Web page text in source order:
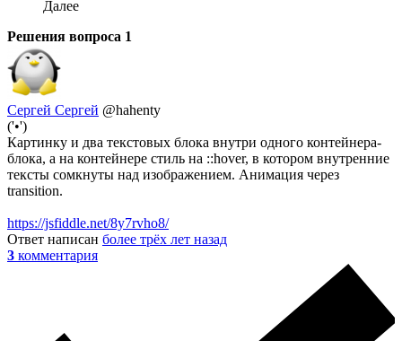
Далее
Решения вопроса 1
Сергей Сергей @hahenty
('•')
Картинку и два текстовых блока внутри одного контейнера-
блока, а на контейнере стиль на ::hover, в котором внутренние
тексты сомкнуты над изображением. Анимация через
transition.
https://jsfiddle.net/8y7rvho8/
Ответ написан более трёх лет назад
3 комментария